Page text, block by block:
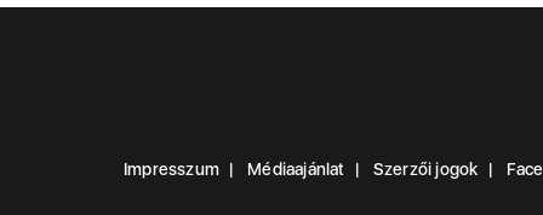
Impresszum Médiaajánlat Szerzői jogok